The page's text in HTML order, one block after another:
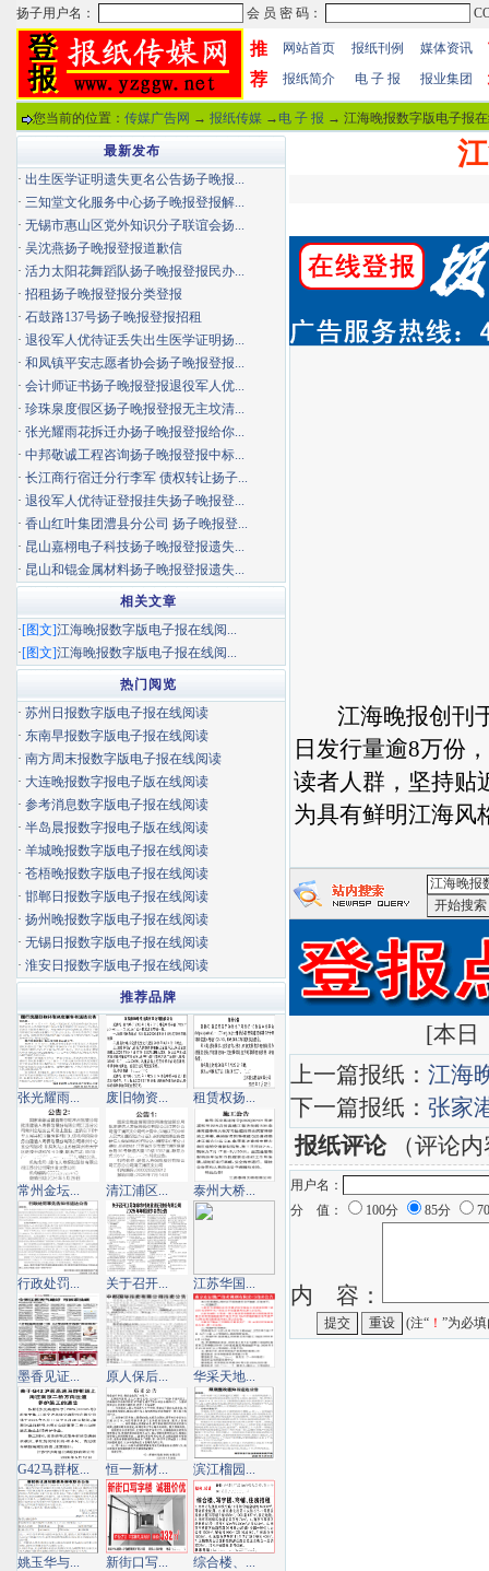
推
荐
网站首页 报纸刊例 媒体资讯
报纸简介 电 子 报 报业集团
您当前的位置： 传媒广告网 → 报纸传媒 → 电 子 报 → 江海晚报数字版电子报
江海晚报创刊
日发行量逾8万份
读者人群，坚持贴
为具有鲜明江海风
[本日
上一篇报纸： 江海
下一篇报纸： 张家
报纸评论（评论内
用户名：
分 值：
100分 85分
内 容：
(注“ ！ ”为必
最新发布
· 出生医学证明遗失更名公告扬子晚报...
· 三知堂文化服务中心扬子晚报登报解...
· 无锡市惠山区党外知识分子联谊会扬...
· 吴沈燕扬子晚报登报道歉信
· 活力太阳花舞蹈队扬子晚报登报民办...
· 招租扬子晚报登报分类登报
· 石鼓路137号扬子晚报登报招租
· 退役军人优待证丢失出生医学证明扬...
· 和凤镇平安志愿者协会扬子晚报登报...
· 会计师证书扬子晚报登报退役军人优...
· 珍珠泉度假区扬子晚报登报无主坟清...
· 张光耀雨花拆迁办扬子晚报登报给你...
· 中邦敬诚工程咨询扬子晚报登报中标...
· 长江商行宿迁分行李军 债权转让扬子...
· 退役军人优待证登报挂失扬子晚报登...
· 香山红叶集团澧县分公司 扬子晚报登...
· 昆山嘉栩电子科技扬子晚报登报遗失...
· 昆山和锟金属材料扬子晚报登报遗失...
相关文章
·[图文]江海晚报数字版电子报在线阅...
·[图文]江海晚报数字版电子报在线阅...
热门阅览
· 苏州日报数字版电子报在线阅读
· 东南早报数字版电子报在线阅读
· 南方周末报数字版电子报在线阅读
· 大连晚报数字报电子版在线阅读
· 参考消息数字版电子报在线阅读
· 半岛晨报数字报电子版在线阅读
· 羊城晚报数字版电子报在线阅读
· 苍梧晚报数字版电子报在线阅读
· 邯郸日报数字版电子报在线阅读
· 扬州晚报数字版电子报在线阅读
· 无锡日报数字版电子报在线阅读
· 淮安日报数字版电子报在线阅读
推荐品牌
张光耀雨... 废旧物资... 租赁权扬...
常州金坛... 清江浦区... 泰州大桥...
行政处罚... 关于召开... 江苏华国...
墨香见证... 原人保后... 华采天地...
G42马群枢... 恒一新材... 滨江榴园...
姚玉华与... 新街口写... 综合楼、...